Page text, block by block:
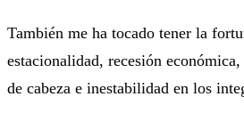
También me ha tocado tener la
estacionalidad, recesión
de cabeza e inestabilidad en los